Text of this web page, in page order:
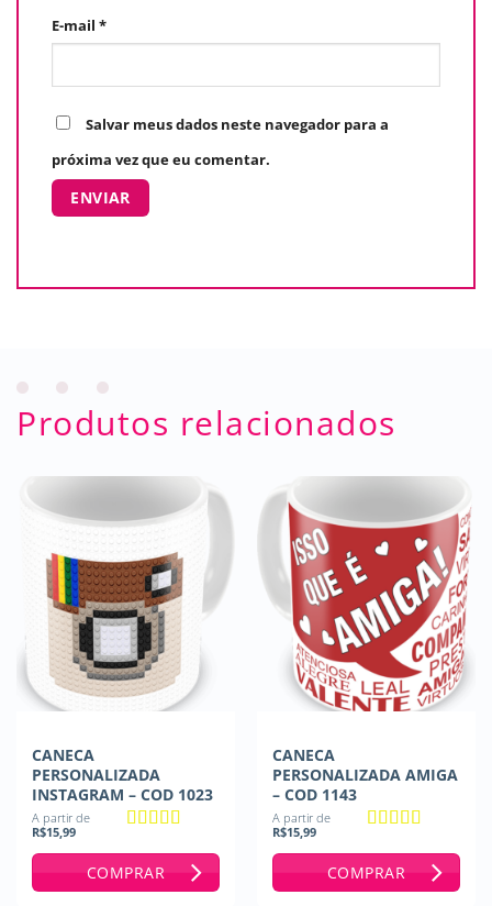
E-mail *
Salvar meus dados neste navegador para a
próxima vez que eu comentar.
Produtos relacionados
CANECA
PERSONALIZADA
INSTAGRAM – COD 1023
A partir de
R$15,99
COMPRAR
CANECA
PERSONALIZADA AMIGA
– COD 1143
A partir de
R$15,99
COMPRAR